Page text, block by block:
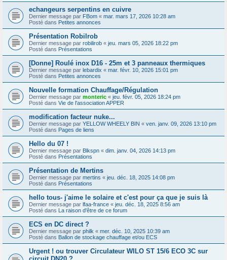
echangeurs serpentins en cuivre
Dernier message par FBom « mar. mars 17, 2026 10:28 am
Posté dans Petites annonces
Présentation Robilrob
Dernier message par robilirob « jeu. mars 05, 2026 18:22 pm
Posté dans Présentations
[Donne] Roulé inox D16 - 25m et 3 panneaux thermiques
Dernier message par lebardix « mar. févr. 10, 2026 15:01 pm
Posté dans Petites annonces
Nouvelle formation Chauffage/Régulation
Dernier message par monteric « jeu. févr. 05, 2026 18:24 pm
Posté dans Vie de l'association APPER
modification facteur nuke...
Dernier message par YELLOW WHEELY BIN « ven. janv. 09, 2026 13:10 pm
Posté dans Pages de liens
Hello du 07 !
Dernier message par Blkspn « dim. janv. 04, 2026 14:13 pm
Posté dans Présentations
Présentation de Mertins
Dernier message par mertins « jeu. déc. 18, 2025 14:08 pm
Posté dans Présentations
hello tous- j'aime le solaire et c'est pour ça que je suis là
Dernier message par lfaa-france « jeu. déc. 18, 2025 8:56 am
Posté dans La raison d'être de ce forum
ECS en DC direct ?
Dernier message par philk « mer. déc. 10, 2025 10:39 am
Posté dans Ballon de stockage chauffage et/ou ECS
Urgent ! ou trouver Circulateur WILO ST 15/6 ECO 3C sur
circuit DN20 ?